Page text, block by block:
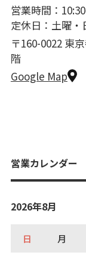
営業時間：
定休日：土曜・
〒160-0022 東
階
Google Map
営業カレンダー
2026年8月
日 月